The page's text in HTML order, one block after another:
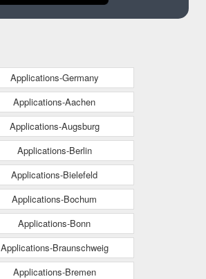
Applications-Germany
Applications-Aachen
Applications-Augsburg
Applications-Berlin
Applications-Bielefeld
Applications-Bochum
Applications-Bonn
Applications-Braunschweig
Applications-Bremen